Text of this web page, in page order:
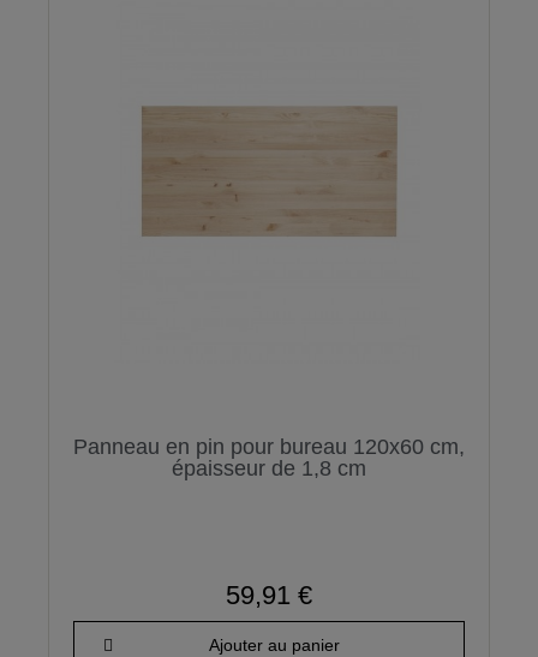
Panneau en pin pour bureau 120x60 cm,
épaisseur de 1,8 cm
59,91 €
Ajouter au panier